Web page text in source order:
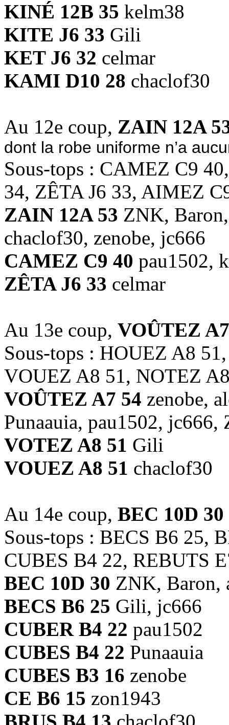
KINÉ 12B 35 kelm38
KITE J6 33 Gili
KET J6 32 celmar
KAMI D10 28 chaclof30
Au 12e coup, ZAIN 12A
dont la robe uniforme n’a
Sous-tops : CAMEZ C9
34, ZÊTA J6 33, AIMEZ
ZAIN 12A 53 ZNK,
chaclof30, zenobe, jc666
CAMEZ C9 40 pau1502,
ZÊTA J6 33 celmar
Au 13e coup, VOÛTEZ
Sous-tops : HOUEZ A8
VOUEZ A8 51, NOTEZ
VOÛTEZ A7 54 zenobe,
Punaauia, pau1502, jc666,
VOTEZ A8 51 Gili
VOUEZ A8 51 chaclof30
Au 14e coup, BEC 10D 30
Sous-tops : BECS B6 25,
CUBES B4 22, REBUTS
BEC 10D 30 ZNK, Baron,
BECS B6 25 Gili, jc666
CUBER B4 22 pau1502
CUBES B4 22 Punaauia
CUBES B3 16 zenobe
CE B6 15 zon1943